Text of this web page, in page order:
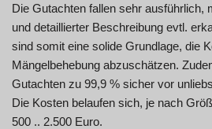
Die Gutachten fallen sehr ausführlich,
und detaillierter Beschreibung evtl.
sind somit eine solide Grundlage, die
Mängelbehebung abzuschätzen.
Gutachten zu 99,9 % sicher vor
Die Kosten belaufen sich, je nach
500 .. 2.500 Euro.